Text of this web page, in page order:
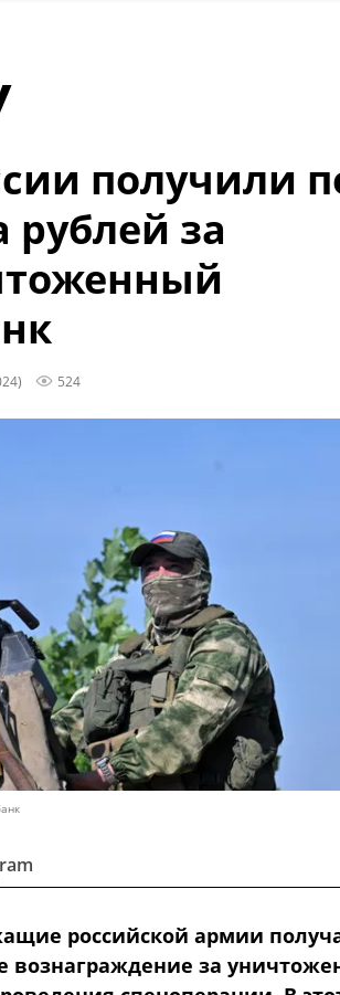
получили
за
524
российской армии
вознаграждение за